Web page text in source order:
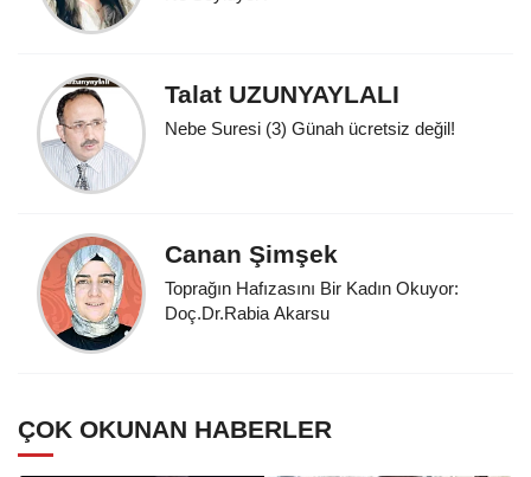
Talat UZUNYAYLALI
Nebe Suresi (3) Günah ücretsiz değil!
Canan Şimşek
Toprağın Hafızasını Bir Kadın Okuyor:
Doç.Dr.Rabia Akarsu
ÇOK OKUNAN HABERLER